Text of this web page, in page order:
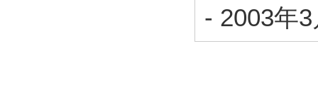
- 2003年